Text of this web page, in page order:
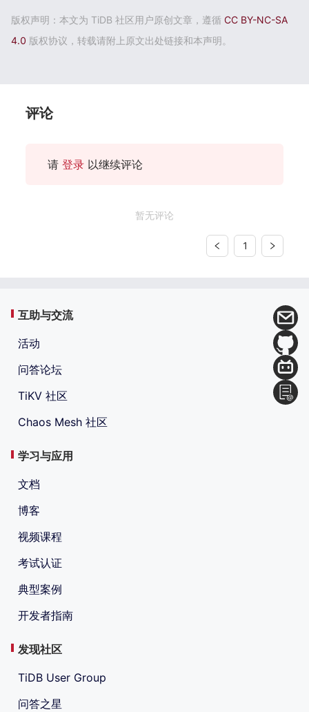
版权声明：本文为 TiDB 社区用户原创文章，遵循 CC BY-NC-SA
4.0 版权协议，转载请附上原文出处链接和本声明。
评论
请 登录 以继续评论
暂无评论
1
互助与交流
活动
问答论坛
TiKV 社区
Chaos Mesh 社区
学习与应用
文档
博客
视频课程
考试认证
典型案例
开发者指南
发现社区
TiDB User Group
问答之星